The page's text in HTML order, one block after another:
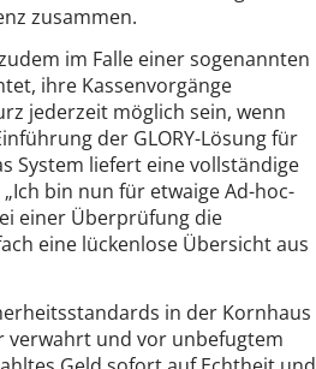
zusammen.
im Falle einer sogenannten
ihre Kassenvorgänge
jederzeit möglich sein, wenn
der GLORY-Lösung für
System liefert eine vollständige
bin nun für etwaige Ad-hoc-
einer Überprüfung die
eine lückenlose Übersicht aus
in der Kornhaus
verwahrt und vor unbefugtem